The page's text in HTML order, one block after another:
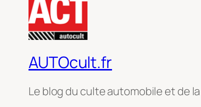
AUTOcult.fr
Le blog du culte automobile et de